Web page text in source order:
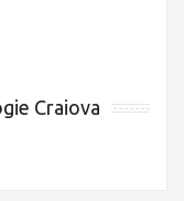
Craiova